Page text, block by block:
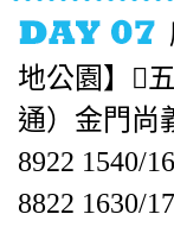
地公園】
通）金門尚
8922 1540/
8822 1630/